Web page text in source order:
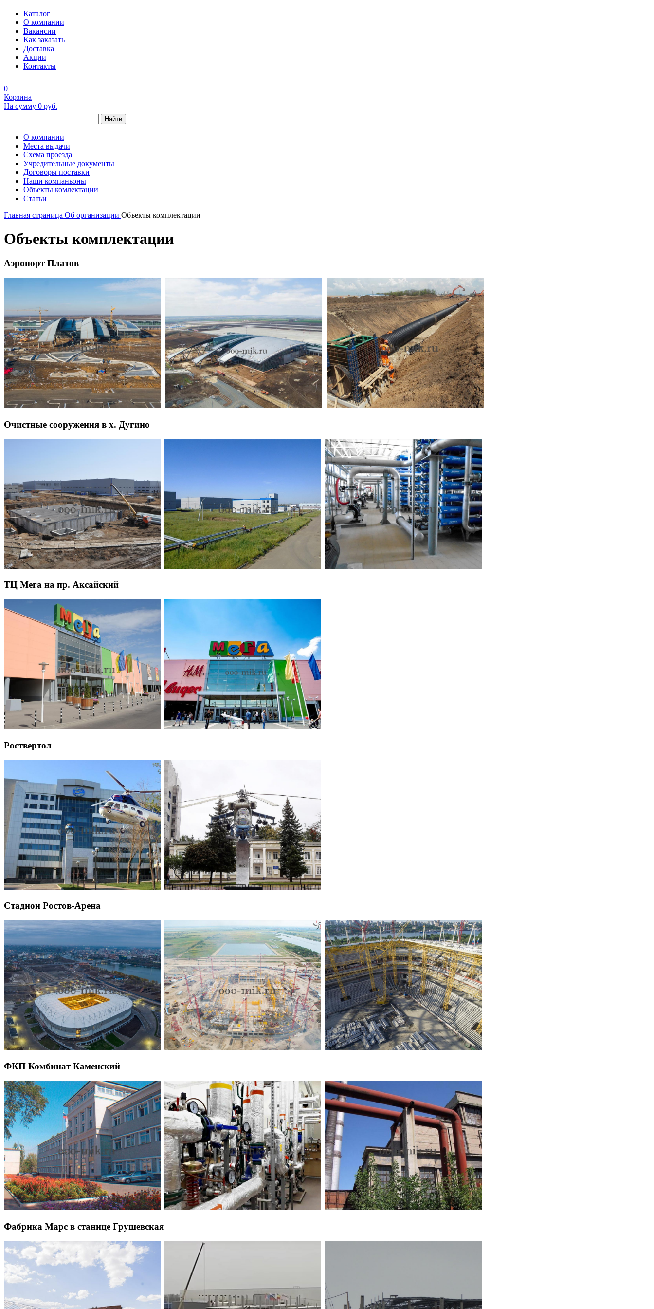
Каталог
О компании
Вакансии
Как заказать
Доставка
Акции
Контакты
0
Корзина
На сумму 0 руб.
Найти
О компании
Места выдачи
Схема проезда
Учредительные документы
Договоры поставки
Наши компаньоны
Объекты комлектации
Статьи
Главная страница Об организации Объекты комплектации
Объекты комплектации
Аэропорт Платов
Очистные сооружения в х. Дугино
ТЦ Мега на пр. Аксайский
Роствертол
Стадион Ростов-Арена
ФКП Комбинат Каменский
Фабрика Марс в станице Грушевская